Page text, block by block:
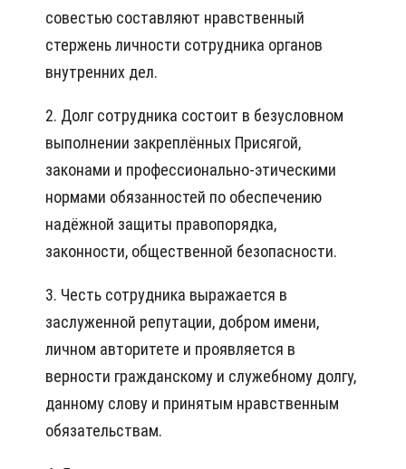
совестью составляют нравственный
стержень личности сотрудника органов
внутренних дел.
2. Долг сотрудника состоит в безусловном
выполнении закреплённых Присягой,
законами и профессионально-этическими
нормами обязанностей по обеспечению
надёжной защиты правопорядка,
законности, общественной безопасности.
3. Честь сотрудника выражается в
заслуженной репутации, добром имени,
личном авторитете и проявляется в
верности гражданскому и служебному долгу,
данному слову и принятым нравственным
обязательствам.